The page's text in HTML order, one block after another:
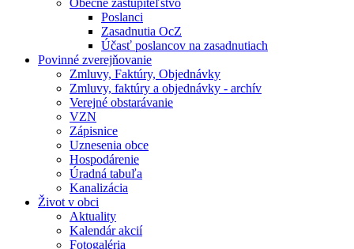
Obecné zastupiteľstvo
Poslanci
Zasadnutia OcZ
Účasť poslancov na zasadnutiach
Povinné zverejňovanie
Zmluvy, Faktúry, Objednávky
Zmluvy, faktúry a objednávky - archív
Verejné obstarávanie
VZN
Zápisnice
Uznesenia obce
Hospodárenie
Úradná tabuľa
Kanalizácia
Život v obci
Aktuality
Kalendár akcií
Fotogaléria